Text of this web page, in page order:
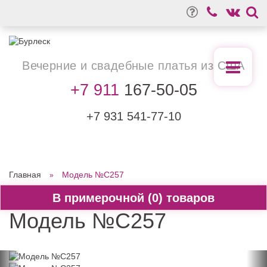
0
Вечерние и свадебные платья из США
+7 911 167-50-05
+7 931 541-77-10
Главная Модель №C257
Модель №C257